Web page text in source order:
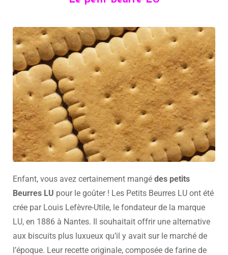
Enfant, vous avez certainement mangé des petits
Beurres LU pour le goûter ! Les Petits Beurres LU ont été
crée par Louis Lefèvre-Utile, le fondateur de la marque
LU, en 1886 à Nantes. Il souhaitait offrir une alternative
aux biscuits plus luxueux qu’il y avait sur le marché de
l’époque. Leur recette originale, composée de farine de